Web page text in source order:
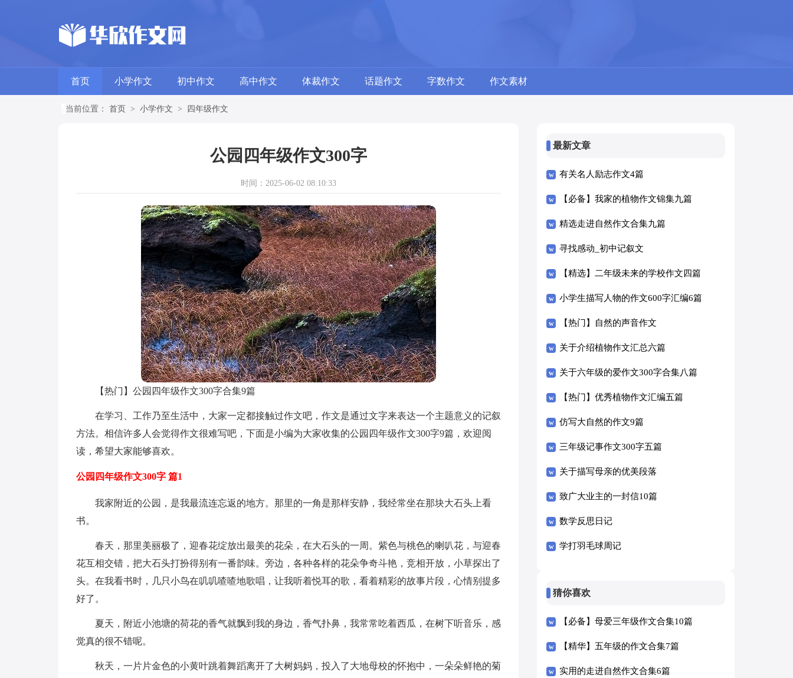
首页 小学作文 初中作文 高中作文 体裁作文 话题作文 字数作文 作文素材
当前位置： 首页 > 小学作文 > 四年级作文
公园四年级作文300字
时间：2025-06-02 08:10:33
【热门】公园四年级作文300字合集9篇
在学习、工作乃至生活中，大家一定都接触过作文吧，作文是通过文字来表达一个主题意义的记叙
方法。相信许多人会觉得作文很难写吧，下面是小编为大家收集的公园四年级作文300字9篇，欢迎阅
读，希望大家能够喜欢。
公园四年级作文300字 篇1
我家附近的公园，是我最流连忘返的地方。那里的一角是那样安静，我经常坐在那块大石头上看
书。
春天，那里美丽极了，迎春花绽放出最美的花朵，在大石头的一周。紫色与桃色的喇叭花，与迎春
花互相交错，把大石头打扮得别有一番韵味。旁边，各种各样的花朵争奇斗艳，竞相开放，小草探出了
头。在我看书时，几只小鸟在叽叽喳喳地歌唱，让我听着悦耳的歌，看着精彩的故事片段，心情别提多
好了。
夏天，附近小池塘的荷花的香气就飘到我的身边，香气扑鼻，我常常吃着西瓜，在树下听音乐，感
觉真的很不错呢。
秋天，一片片金色的小黄叶跳着舞蹈离开了大树妈妈，投入了大地母校的怀抱中，一朵朵鲜艳的菊
最新文章
有关名人励志作文4篇
【必备】我家的植物作文锦集九篇
精选走进自然作文合集九篇
寻找感动_初中记叙文
【精选】二年级未来的学校作文四篇
小学生描写人物的作文600字汇编6篇
【热门】自然的声音作文
关于介绍植物作文汇总六篇
关于六年级的爱作文300字合集八篇
【热门】优秀植物作文汇编五篇
仿写大自然的作文9篇
三年级记事作文300字五篇
关于描写母亲的优美段落
致广大业主的一封信10篇
数学反思日记
学打羽毛球周记
猜你喜欢
【必备】母爱三年级作文合集10篇
【精华】五年级的作文合集7篇
实用的走进自然作文合集6篇